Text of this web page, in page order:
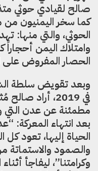
صالح لقيادي حوثي
كما سخر اليمنيون من
الحوثي، والتي منها:
وامتلاك اليمن
الحصار المفروض على
وبعد تقويض سلطة
في 2019، أراد صالح مُثنى
مطمئنة عن عدن التي
بعد انتهاء المعركة:
الحياة إليها، تعود
والصمود
وكرامتنا”، ليفاجأ